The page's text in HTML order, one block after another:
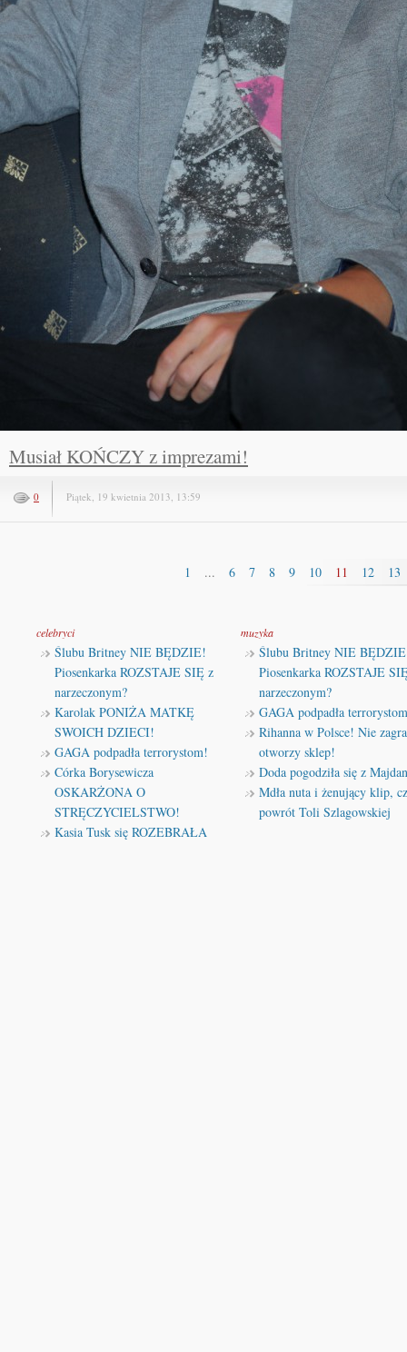
Musiał KOŃCZY z imprezami!
0 Piątek, 19 kwietnia 2013, 13:59
1 ... 6 7 8 9 10 11 12 13
celebryci
Ślubu Britney NIE BĘDZIE!
Piosenkarka ROZSTAJE SIĘ z
narzeczonym?
Karolak PONIŻA MATKĘ
SWOICH DZIECI!
GAGA podpadła terrorystom!
Córka Borysewicza
OSKARŻONA O
STRĘCZYCIELSTWO!
Kasia Tusk się ROZEBRAŁA
muzyka
Ślubu Britney NIE
Piosenkarka ROZSTAJE
narzeczonym?
GAGA podpadła
Rihanna w Polsce! Nie
otworzy sklep!
Doda pogodziła się z
Mdła nuta i żenujący klip,
powrót Toli Szlagowskiej